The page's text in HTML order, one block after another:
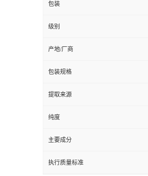
包装
级别
产地/厂商
包装规格
提取来源
纯度
主要成分
执行质量标准